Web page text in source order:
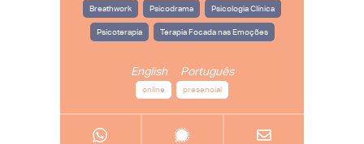
Breathwork Psicodrama Psicologia Clínica
Psicoterapia Terapia Focada nas Emoções
English Português
online presencial